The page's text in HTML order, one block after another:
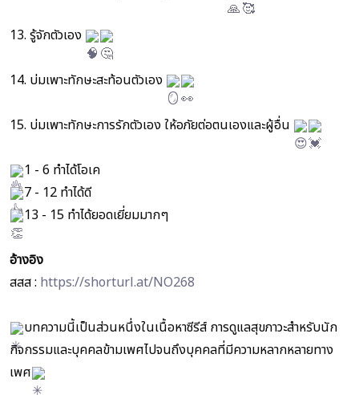
13. รู้จักตัวเอง
14. บ่มเพาะทักษะสะท้อนตัวเอง
15. บ่มเพาะทักษะการรักตัวเอง ให้อภัยต่อตนเองและผู้อื่น
1 - 6 ทำได้โอเค
7 - 12 ทำได้ดี
13 - 15 ทำได้ยอดเยี่ยมมากๆ
อ้างอิง
สสส : https://shorturl.at/NO268
บทความนี้เป็นส่วนหนึ่งในเนื้อหาซีรีส์ การดูแลสุขภาวะสำหรับนัก
กิจกรรมและบุคคลข้ามเพศไปจนถึงบุคคลที่มีความหลากหลายทาง
เพศ